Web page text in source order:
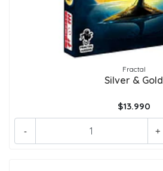
Fractal
Silver & Gold
$13.990
+
-